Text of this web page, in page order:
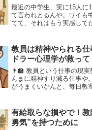
最近の中学生、実に15人に
て言われとるんや。ワイも
てて、それはもう実感して
スに2人は不登校の子がお
年が上がるごとに...
教員は精神やられる
ドラー心理学が救っ
👨‍🏫 教員という仕事の現
んまに精神すり減る仕事や
がうまくいかんと、毎日教
正解がなくて、めっちゃ神
一度、精...
有給取らな損やで！教
勇気”を持つために